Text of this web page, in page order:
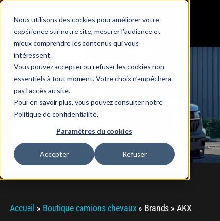
Nous utilisons des cookies pour améliorer votre
expérience sur notre site, mesurer l’audience et
mieux comprendre les contenus qui vous
intéressent.
Vous pouvez accepter ou refuser les cookies non
essentiels à tout moment. Votre choix n’empêchera
pas l’accès au site.
Pour en savoir plus, vous pouvez consulter notre
Politique de confidentialité.
Paramètres du cookies
Accepter Refuser
BOUTIQUE
AKX
Accueil » Boutique camions chevaux » Brands » AKX